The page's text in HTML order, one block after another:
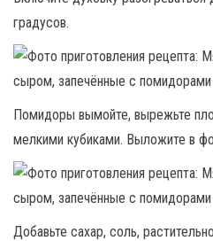
градусов.
Помидоры вымойте, вырежьте
мелкими кубиками. Выложите в
Добавьте сахар, соль,